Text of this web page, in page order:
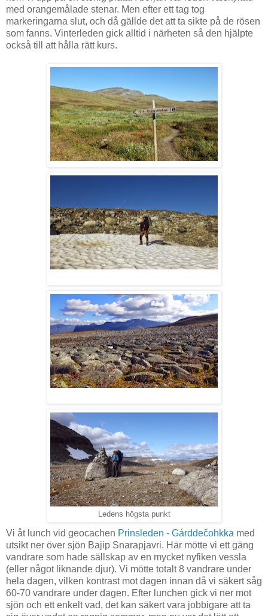
med orangemålade stenar. Men efter ett tag tog
markeringarna slut, och då gällde det att ta sikte på de rösen
som fanns. Vinterleden gick alltid i närheten så den hjälpte
också till att hålla rätt kurs.
Ledens högsta punkt
Vi åt lunch vid geocachen Prinsleden - Gárddečohkka med
utsikt ner över sjön Bajip Snarapjavri. Här mötte vi ett gäng
vandrare som hade sällskap av en mycket nyfiken vessla
(eller något liknande djur). Vi mötte totalt 8 vandrare under
hela dagen, vilken kontrast mot dagen innan då vi säkert såg
60-70 vandrare under dagen. Efter lunchen gick vi ner mot
sjön och ett enkelt vad, det kan säkert vara jobbigare att ta